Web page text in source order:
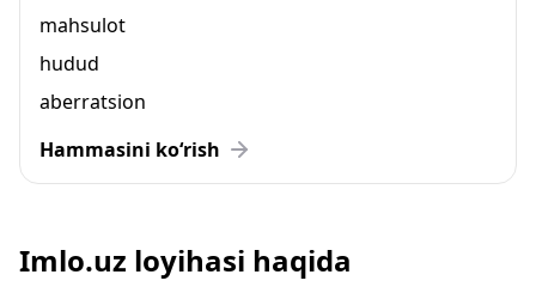
mahsulot
hudud
aberratsion
Hammasini ko‘rish
Imlo.uz loyihasi haqida